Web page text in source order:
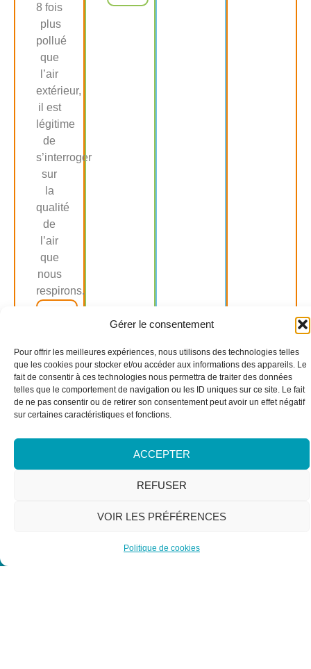
Gérer le consentement
Pour offrir les meilleures expériences, nous utilisons des technologies telles
que les cookies pour stocker et/ou accéder aux informations des appareils. Le
fait de consentir à ces technologies nous permettra de traiter des données
telles que le comportement de navigation ou les ID uniques sur ce site. Le fait
de ne pas consentir ou de retirer son consentement peut avoir un effet négatif
sur certaines caractéristiques et fonctions.
ACCEPTER
REFUSER
VOIR LES PRÉFÉRENCES
Politique de cookies
8 fois
plus
pollué
que
l’air
extérieur,
il est
légitime
de
s’interroger
sur
la
qualité
de
l’air
que
nous
respirons.
NOS INFORMATIONS
11/17 Rue de l'Amiral Hamelin, 75116 Paris